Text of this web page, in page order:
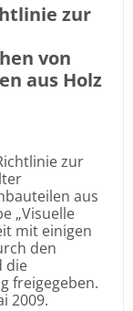
zur
von
aus Holz
zur
aus
„Visuelle
mit einigen
den
die
freigegeben.
2009.